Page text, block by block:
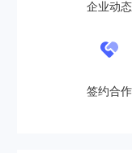
企业动态
签约合作